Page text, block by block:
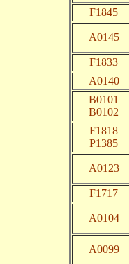
F1845
A0145
F1833
A0140
B0101
B0102
F1818
P1385
A0123
F1717
A0104
A0099